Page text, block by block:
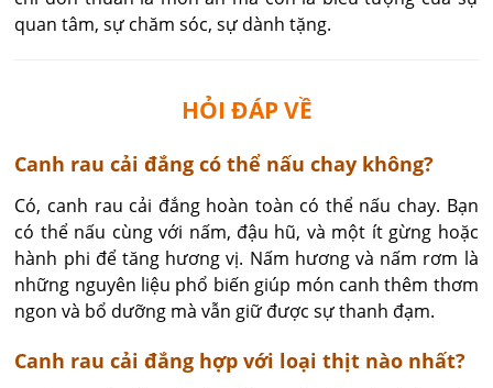
quan tâm, sự chăm sóc, sự dành tặng.
HỎI ĐÁP VỀ
Canh rau cải đắng có thể nấu chay không?
Có, canh rau cải đắng hoàn toàn có thể nấu chay. Bạn
có thể nấu cùng với nấm, đậu hũ, và một ít gừng hoặc
hành phi để tăng hương vị. Nấm hương và nấm rơm là
những nguyên liệu phổ biến giúp món canh thêm thơm
ngon và bổ dưỡng mà vẫn giữ được sự thanh đạm.
Canh rau cải đắng hợp với loại thịt nào nhất?